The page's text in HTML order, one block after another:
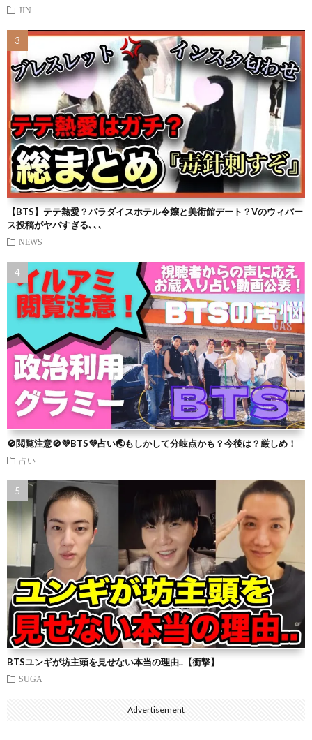
JIN
【BTS】テテ熱愛？パラダイスホテル令嬢と美術館デート？Vのウィバー
ス投稿がヤバすぎる､､､
NEWS
🚫閲覧注意🚫💜BTS💜占い🌏もしかして分岐点かも？今後は？厳しめ！
占い
BTSユンギが坊主頭を見せない本当の理由..【衝撃】
SUGA
Advertisement